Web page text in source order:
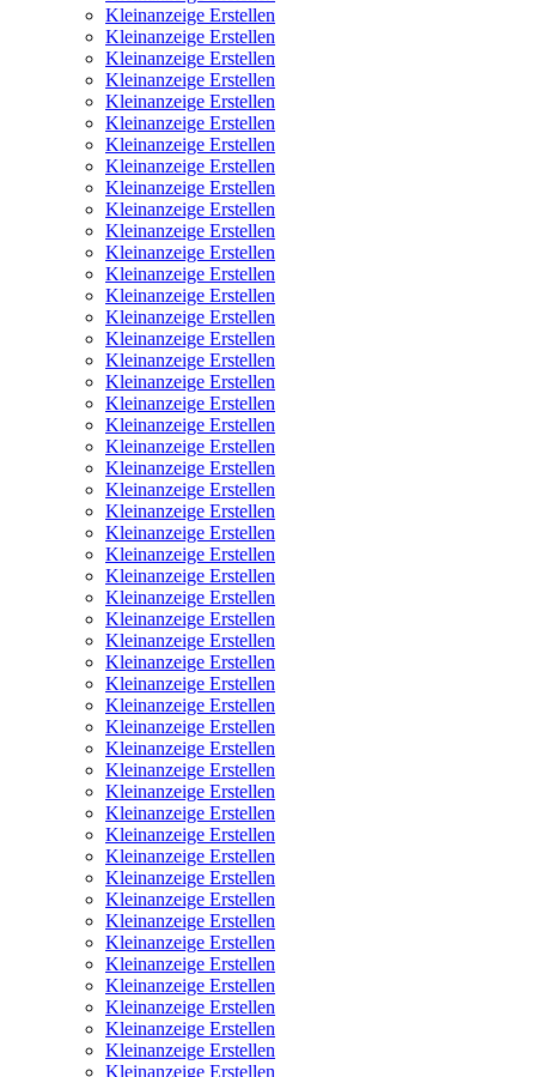
Kleinanzeige Erstellen
Kleinanzeige Erstellen
Kleinanzeige Erstellen
Kleinanzeige Erstellen
Kleinanzeige Erstellen
Kleinanzeige Erstellen
Kleinanzeige Erstellen
Kleinanzeige Erstellen
Kleinanzeige Erstellen
Kleinanzeige Erstellen
Kleinanzeige Erstellen
Kleinanzeige Erstellen
Kleinanzeige Erstellen
Kleinanzeige Erstellen
Kleinanzeige Erstellen
Kleinanzeige Erstellen
Kleinanzeige Erstellen
Kleinanzeige Erstellen
Kleinanzeige Erstellen
Kleinanzeige Erstellen
Kleinanzeige Erstellen
Kleinanzeige Erstellen
Kleinanzeige Erstellen
Kleinanzeige Erstellen
Kleinanzeige Erstellen
Kleinanzeige Erstellen
Kleinanzeige Erstellen
Kleinanzeige Erstellen
Kleinanzeige Erstellen
Kleinanzeige Erstellen
Kleinanzeige Erstellen
Kleinanzeige Erstellen
Kleinanzeige Erstellen
Kleinanzeige Erstellen
Kleinanzeige Erstellen
Kleinanzeige Erstellen
Kleinanzeige Erstellen
Kleinanzeige Erstellen
Kleinanzeige Erstellen
Kleinanzeige Erstellen
Kleinanzeige Erstellen
Kleinanzeige Erstellen
Kleinanzeige Erstellen
Kleinanzeige Erstellen
Kleinanzeige Erstellen
Kleinanzeige Erstellen
Kleinanzeige Erstellen
Kleinanzeige Erstellen
Kleinanzeige Erstellen
Kleinanzeige Erstellen